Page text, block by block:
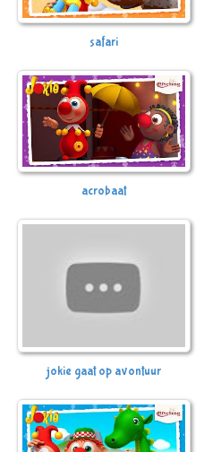
safari
acrobaat
jokie gaat op avontuur